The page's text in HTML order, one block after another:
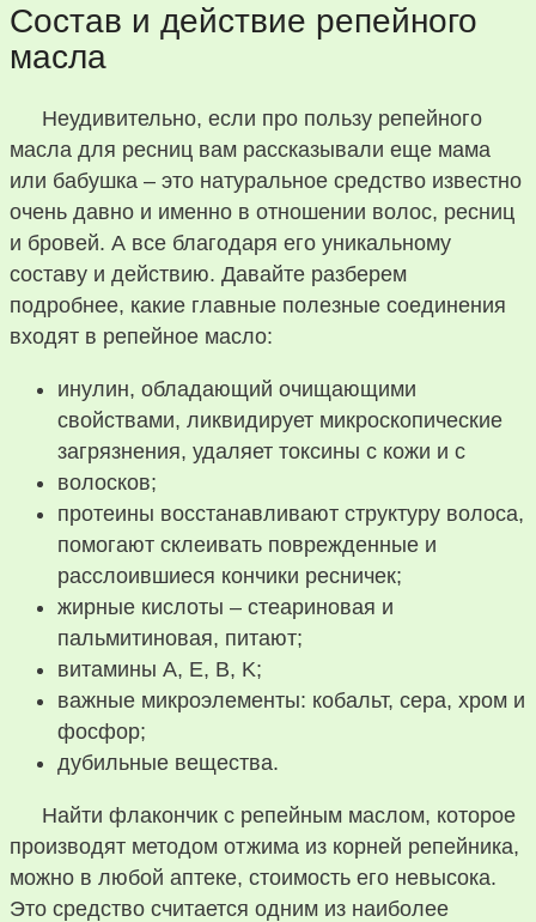
Состав и действие репейного
масла
Неудивительно, если про пользу репейного
масла для ресниц вам рассказывали еще мама
или бабушка – это натуральное средство известно
очень давно и именно в отношении волос, ресниц
и бровей. А все благодаря его уникальному
составу и действию. Давайте разберем
подробнее, какие главные полезные соединения
входят в репейное масло:
инулин, обладающий очищающими
свойствами, ликвидирует микроскопические
загрязнения, удаляет токсины с кожи и с
волосков;
протеины восстанавливают структуру волоса,
помогают склеивать поврежденные и
расслоившиеся кончики ресничек;
жирные кислоты – стеариновая и
пальмитиновая, питают;
витамины A, E, B, K;
важные микроэлементы: кобальт, сера, хром и
фосфор;
дубильные вещества.
Найти флакончик с репейным маслом, которое
производят методом отжима из корней репейника,
можно в любой аптеке, стоимость его невысока.
Это средство считается одним из наиболее